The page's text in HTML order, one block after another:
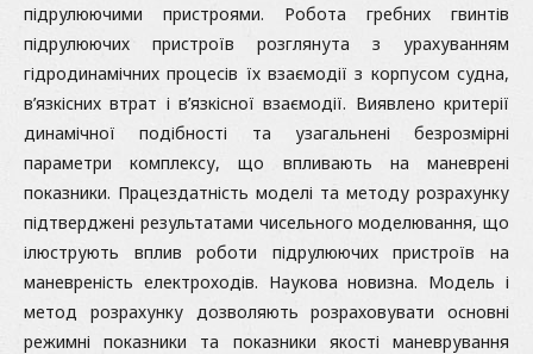
підрулюючими пристроями. Робота гребних гвинтів
підрулюючих пристроїв розглянута з урахуванням
гідродинамічних процесів їх взаємодії з корпусом судна,
в’язкісних втрат і в’язкісної взаємодії. Виявлено критерії
динамічної подібності та узагальнені безрозмірні
параметри комплексу, що впливають на маневрені
показники. Працездатність моделі та методу розрахунку
підтверджені результатами чисельного моделювання, що
ілюструють вплив роботи підрулюючих пристроїв на
маневреність електроходів. Наукова новизна. Модель і
метод розрахунку дозволяють розраховувати основні
режимні показники та показники якості маневрування